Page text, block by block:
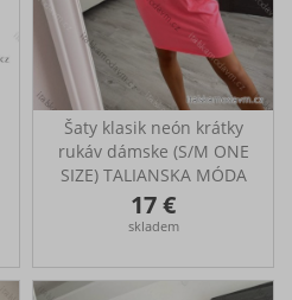
Šaty klasik neón krátky
rukáv dámske (S/M ONE
SIZE) TALIANSKA MÓDA
IMM24M148727/DU
šaty klasik s kapsami přes
110-120cm, délka-89cm
17 €
skladem